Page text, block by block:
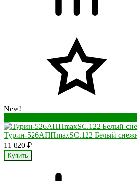
New!
Турин-526АППmaxSC.122 Белый
11 820 ₽